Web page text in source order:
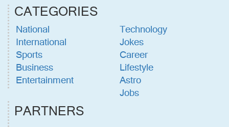
CATEGORIES
National
International
Sports
Business
Entertainment
Technology
Jokes
Career
Lifestyle
Astro
Jobs
PARTNERS